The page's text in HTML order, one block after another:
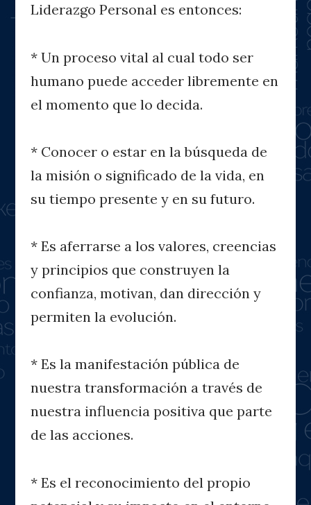
Liderazgo Personal es entonces:
* Un proceso vital al cual todo ser
humano puede acceder libremente en
el momento que lo decida.
* Conocer o estar en la búsqueda de
la misión o significado de la vida, en
su tiempo presente y en su futuro.
* Es aferrarse a los valores, creencias
y principios que construyen la
confianza, motivan, dan dirección y
permiten la evolución.
* Es la manifestación pública de
nuestra transformación a través de
nuestra influencia positiva que parte
de las acciones.
* Es el reconocimiento del propio